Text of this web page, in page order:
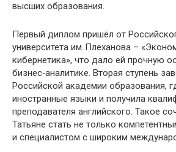
высших образования.
Первый диплом пришёл от
университета им. Плеханова –
кибернетика», что дало ей прочную
бизнес‑аналитике. Вторая ступень
Российской академии образования,
иностранные языки и получила
преподавателя английского. Такое
Татьяне стать не только
и специалистом с широким